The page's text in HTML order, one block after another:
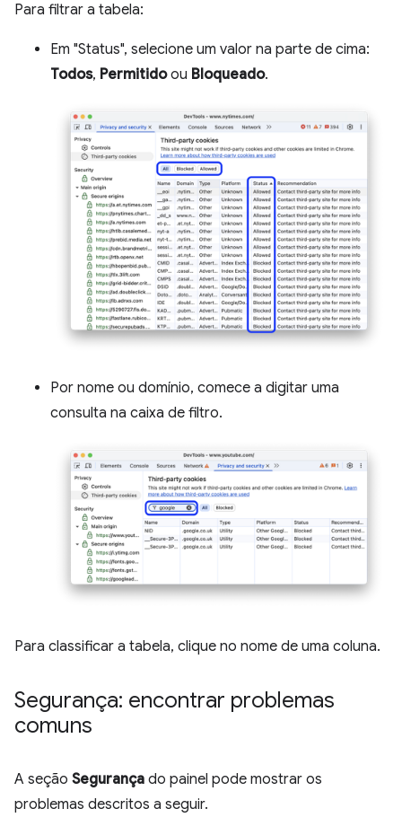
Para filtrar a tabela:
Em "Status", selecione um valor na parte de cima:
Todos, Permitidoou Bloqueado.
Por nome ou domínio, comece a digitar uma
consulta na caixa de filtro.
Para classificar a tabela, clique no nome de uma coluna.
Segurança: encontrar problemas
comuns
A seção Segurança do painel pode mostrar os
problemas descritos a seguir.